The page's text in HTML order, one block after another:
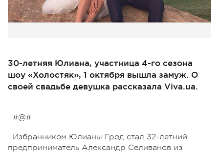
30-летняя Юлиана, участница 4-го сезона
шоу «Холостяк», 1 октября вышла замуж. О
своей свадьбе девушка рассказала Viva.ua.
#@#
Избранником Юлианы Грод стал 32-летний
предприниматель Александр Селиванов из